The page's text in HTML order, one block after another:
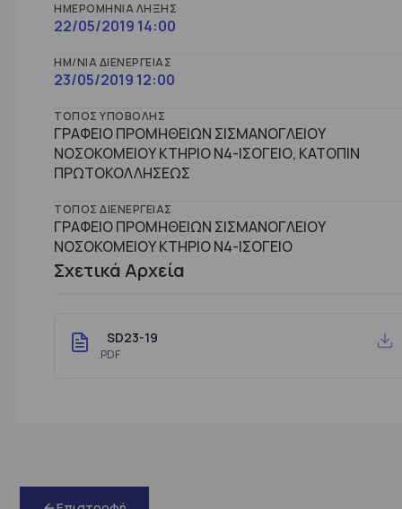
ΗΜΕΡΟΜΗΝΊΑ ΛΉΞΗΣ
22/05/2019 14:00
ΗΜ/ΝΊΑ ΔΙΕΝΈΡΓΕΙΑΣ
23/05/2019 12:00
ΤΌΠΟΣ ΥΠΟΒΟΛΉΣ
ΓΡΑΦΕΙΟ ΠΡΟΜΗΘΕΙΩΝ ΣΙΣΜΑΝΟΓΛΕΙΟΥ
ΝΟΣΟΚΟΜΕΙΟΥ ΚΤΗΡΙΟ Ν4-ΙΣΟΓΕΙΟ, ΚΑΤΟΠΙΝ
ΠΡΩΤΟΚΟΛΛΗΣΕΩΣ
ΤΌΠΟΣ ΔΙΕΝΈΡΓΕΙΑΣ
ΓΡΑΦΕΙΟ ΠΡΟΜΗΘΕΙΩΝ ΣΙΣΜΑΝΟΓΛΕΙΟΥ
ΝΟΣΟΚΟΜΕΙΟΥ ΚΤHΡΙΟ Ν4-ΙΣΟΓΕΙΟ
Σχετικά Αρχεία
SD23-19
.PDF